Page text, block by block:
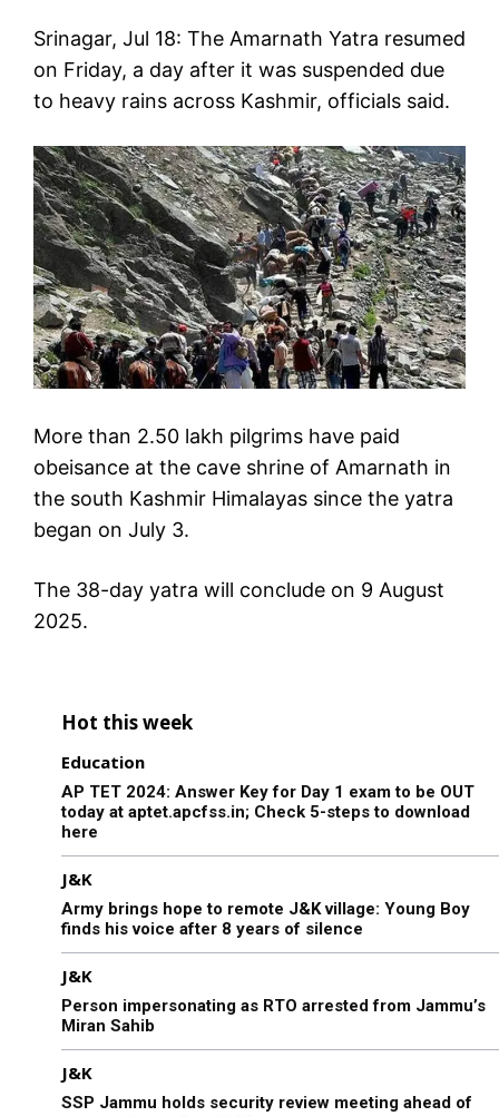
Srinagar, Jul 18: The Amarnath Yatra resumed
on Friday, a day after it was suspended due
to heavy rains across Kashmir, officials said.
More than 2.50 lakh pilgrims have paid
obeisance at the cave shrine of Amarnath in
the south Kashmir Himalayas since the yatra
began on July 3.
The 38-day yatra will conclude on 9 August
2025.
Hot this week
Education
AP TET 2024: Answer Key for Day 1 exam to be OUT
today at aptet.apcfss.in; Check 5-steps to download
here
J&K
Army brings hope to remote J&K village: Young Boy
finds his voice after 8 years of silence
J&K
Person impersonating as RTO arrested from Jammu’s
Miran Sahib
J&K
SSP Jammu holds security review meeting ahead of